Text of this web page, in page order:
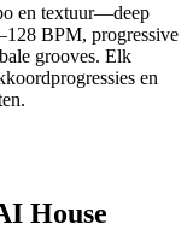
en textuur—deep
BPM, progressive
grooves. Elk
en
House